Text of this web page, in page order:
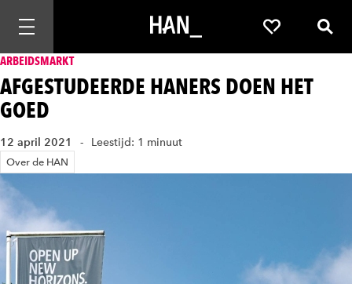
Mobiele navigatie openen Favorieten
ARBEIDSMARKT
AFGESTUDEERDE HANERS DOEN HET
GOED
12 april 2021 Leestijd: 1 minuut
Over de HAN